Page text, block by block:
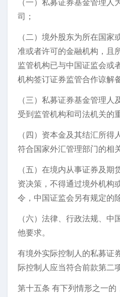
（一）私募证券基金管理人
司；
（二）境外股东为所在国
准或者许可的金融机构，且
监管机构已与中国证监会或
机构签订证券监管合作谅解
（三）私募证券基金管理
受到监管机构和司法机关的
（四）资本金及其结汇所得
符合国家外汇管理部门的相
（五）在境内从事证券及
资决策，不得通过境外机构
令，中国证监会另有规定的
（六）法律、行政法规、
他要求。
有境外实际控制人的私募证
际控制人应当符合前款第二
第十五条 有下列情形之一的